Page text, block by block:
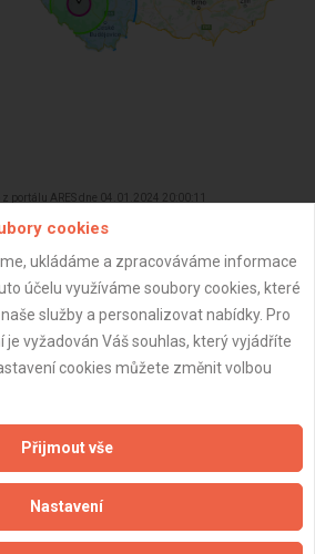
portálu ARES dne 04.01.2024 20:00:11
informace
firmy a řemeslníci
používání souborů cookie
podmínky (zprostředkování)
podmínky (rozpočtování)
Reference
excelové tabulky online
cookies
ukládáme a zpracováváme informace
účelu využíváme soubory cookies, které
služby a personalizovat nabídky. Pro
vyžadován Váš souhlas, který vyjádříte
cookies můžete změnit volbou
Přijmout vše
Nastavení